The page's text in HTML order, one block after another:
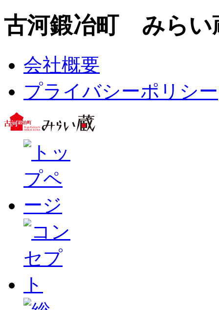
古河鍛冶町 みらい
会社概要
プライバシーポリシー